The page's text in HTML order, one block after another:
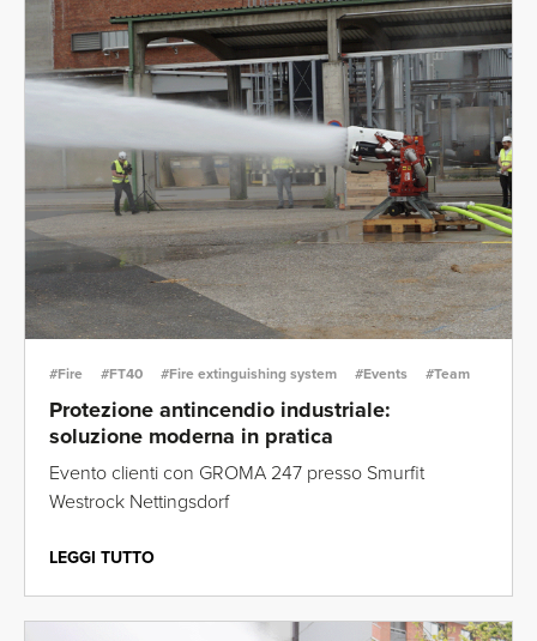
#Fire #FT40 #Fire extinguishing system #Events #Team
Protezione antincendio industriale:
soluzione moderna in pratica
Evento clienti con GROMA 247 presso Smurfit
Westrock Nettingsdorf
LEGGI TUTTO